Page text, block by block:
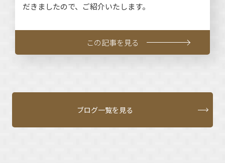
だきましたので、ご紹介いたします。
この記事を見る
ブログ一覧を見る